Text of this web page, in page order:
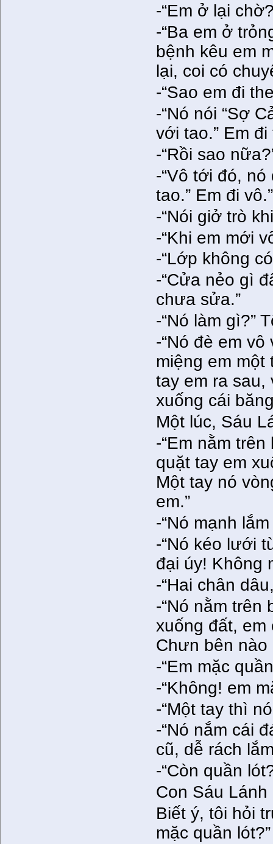
-“Em ở lại
-“Ba em ở
bệnh kêu em
lại, coi có
-“Sao em đi
-“Nó nói “Sợ
với tao.” Em
-“Rồi sao
-“Vô tới đó,
tao.” Em đi
-“Nói giở trò
-“Khi em mới
-“Lớp không
-“Cửa nẻo gì
chưa sửa.”
-“Nó làm gì?”
-“Nó đè em
miệng em
tay em ra sau,
xuống cái
Một lúc, Sáu
-“Em nằm
quặt tay em
Một tay nó
em.”
-“Nó mạnh
-“Nó kéo lưới
đại úy! Không
-“Hai chân
-“Nó nằm trên
xuống đất,
Chưn bên nào
-“Em mặc
-“Không! em
-“Một tay thì
-“Nó nắm cái
cũ, dễ rách
-“Còn quần
Con Sáu
Biết ý, tôi hỏi
mặc quần lót?”